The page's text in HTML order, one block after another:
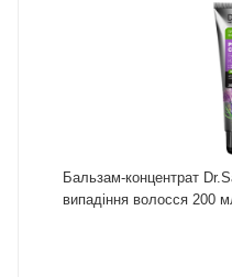
Бальзам-концентрат
випадіння волосся 200